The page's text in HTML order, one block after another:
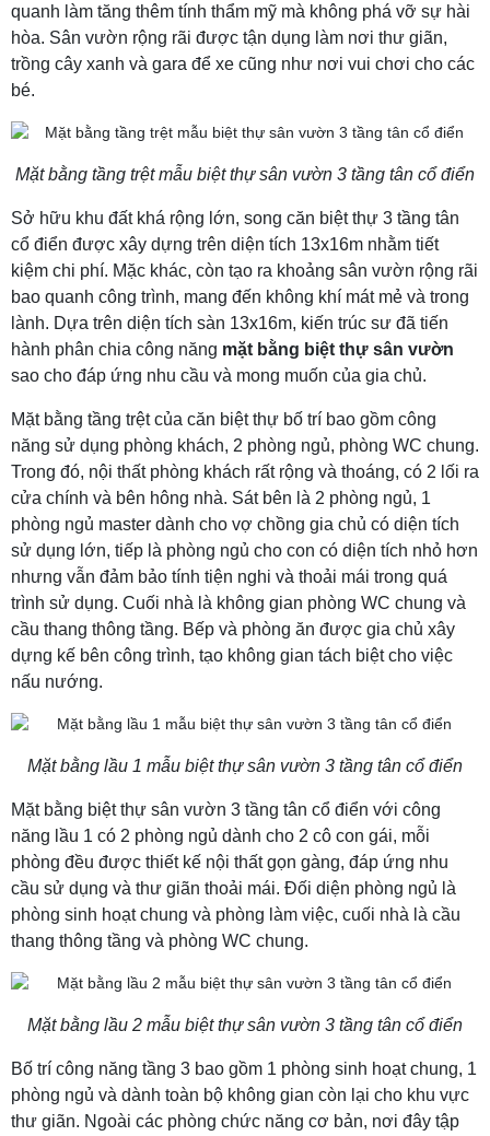
quanh làm tăng thêm tính thẩm mỹ mà không phá vỡ sự hài
hòa. Sân vườn rộng rãi được tận dụng làm nơi thư giãn,
trồng cây xanh và gara để xe cũng như nơi vui chơi cho các
bé.
Mặt bằng tầng trệt mẫu biệt thự sân vườn 3 tầng tân cổ điển
Sở hữu khu đất khá rộng lớn, song căn biệt thự 3 tầng tân
cổ điển được xây dựng trên diện tích 13x16m nhằm tiết
kiệm chi phí. Mặc khác, còn tạo ra khoảng sân vườn rộng rãi
bao quanh công trình, mang đến không khí mát mẻ và trong
lành. Dựa trên diện tích sàn 13x16m, kiến trúc sư đã tiến
hành phân chia công năng mặt bằng biệt thự sân vườn
sao cho đáp ứng nhu cầu và mong muốn của gia chủ.
Mặt bằng tầng trệt của căn biệt thự bố trí bao gồm công
năng sử dụng phòng khách, 2 phòng ngủ, phòng WC chung.
Trong đó, nội thất phòng khách rất rộng và thoáng, có 2 lối ra
cửa chính và bên hông nhà. Sát bên là 2 phòng ngủ, 1
phòng ngủ master dành cho vợ chồng gia chủ có diện tích
sử dụng lớn, tiếp là phòng ngủ cho con có diện tích nhỏ hơn
nhưng vẫn đảm bảo tính tiện nghi và thoải mái trong quá
trình sử dụng. Cuối nhà là không gian phòng WC chung và
cầu thang thông tầng. Bếp và phòng ăn được gia chủ xây
dựng kế bên công trình, tạo không gian tách biệt cho việc
nấu nướng.
Mặt bằng lầu 1 mẫu biệt thự sân vườn 3 tầng tân cổ điển
Mặt bằng biệt thự sân vườn 3 tầng tân cổ điển với công
năng lầu 1 có 2 phòng ngủ dành cho 2 cô con gái, mỗi
phòng đều được thiết kế nội thất gọn gàng, đáp ứng nhu
cầu sử dụng và thư giãn thoải mái. Đối diện phòng ngủ là
phòng sinh hoạt chung và phòng làm việc, cuối nhà là cầu
thang thông tầng và phòng WC chung.
Mặt bằng lầu 2 mẫu biệt thự sân vườn 3 tầng tân cổ điển
Bố trí công năng tầng 3 bao gồm 1 phòng sinh hoạt chung, 1
phòng ngủ và dành toàn bộ không gian còn lại cho khu vực
thư giãn. Ngoài các phòng chức năng cơ bản, nơi đây tập